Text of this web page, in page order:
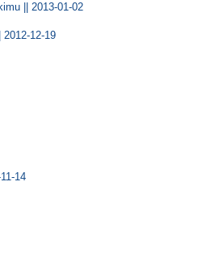
|| 2013-01-02
12-19
14